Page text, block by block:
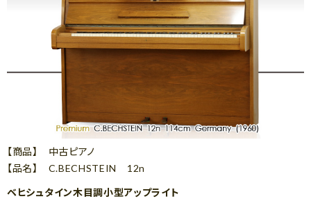
【商品】 中古ピアノ
【品名】 C.BECHSTEIN 12n
ベヒシュタイン木目調小型アップライト